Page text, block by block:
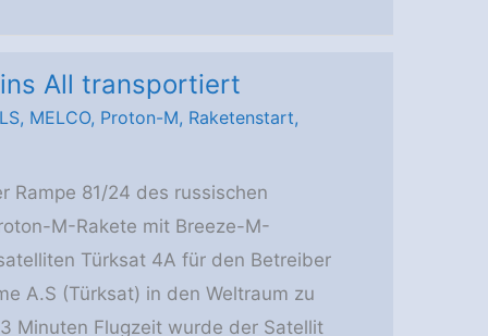
All transportiert
, MELCO, Proton-M, Raketenstart,
Rampe 81/24 des russischen
M-Rakete mit Breeze-M-
Türksat 4A für den Betreiber
A.S (Türksat) in den Weltraum zu
Minuten Flugzeit wurde der Satellit